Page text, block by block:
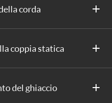
corda
coppia statica
del ghiaccio